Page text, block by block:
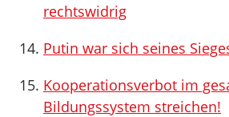
rechtswidrig
Putin war sich seines
Kooperationsverbot im
Bildungssystem streichen!